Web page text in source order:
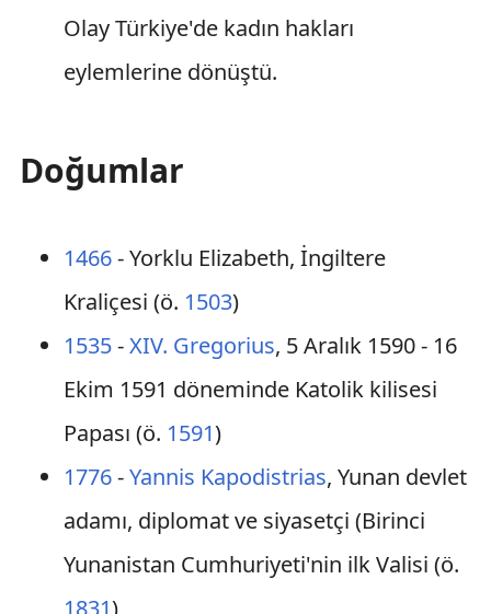
Olay Türkiye'de kadın hakları
eylemlerine dönüştü.
Doğumlar
1466- Yorklu Elizabeth, İngiltere
Kraliçesi (ö. 1503)
1535-XIV. Gregorius, 5 Aralık 1590 - 16
Ekim 1591 döneminde Katolik kilisesi
Papası (ö. 1591)
1776-Yannis Kapodistrias, Yunan devlet
adamı, diplomat ve siyasetçi (Birinci
Yunanistan Cumhuriyeti'nin ilk Valisi (ö.
1831)